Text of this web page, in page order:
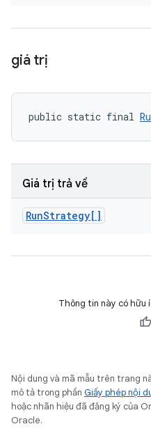
giá trị
public static final
Giá trị trả về
RunStrategy[]
Thông tin này có hữu
Nội dung và mã mẫu trên trang
mô tả trong phần Giấy phép nội
hoặc nhãn hiệu đã đăng ký của
Oracle.